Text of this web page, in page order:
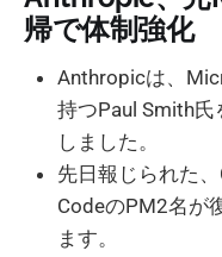
帰で体制強化
Anthropicは、
持つPaul Smith氏
しました。
先日報じられた
CodeのPM2名が
ます。